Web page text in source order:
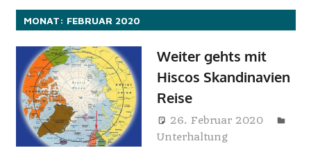
i
O
n
l
i
MONAT: FEBRUAR 2020
Weiter gehts mit
Hiscos Skandinavien
Reise
26. Februar 2020
Unterhaltung